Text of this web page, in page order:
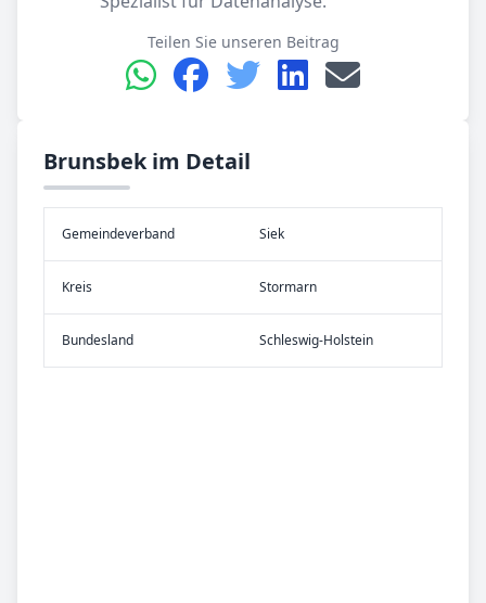
Teilen Sie unseren Beitrag
Brunsbek im Detail
Gemeinde­verband Siek
Kreis Stormarn
Bundes­land Schleswig-Holstein